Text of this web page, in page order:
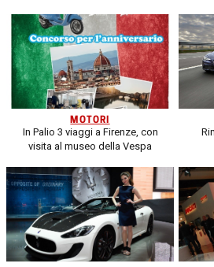
MOTORI
In Palio 3 viaggi a Firenze, con
visita al museo della Vespa